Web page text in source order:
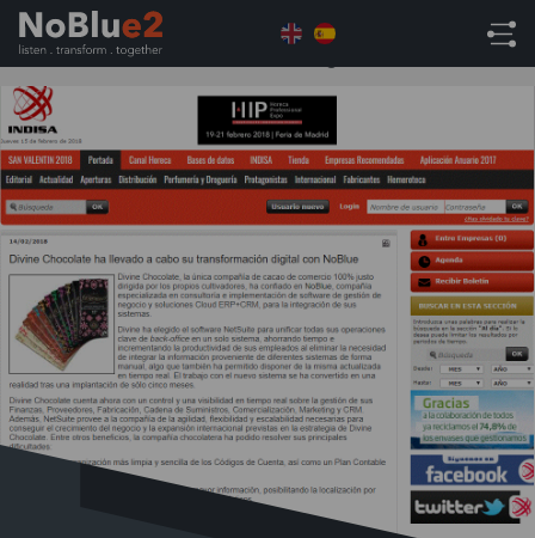
Home Uncategorised
Divine Chocolate ha
llevado a cabo su transformación digital con NoBlue